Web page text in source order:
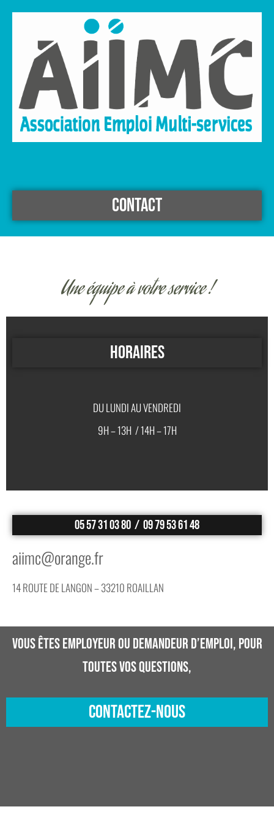
CONTACT
Une équipe à votre service !
HORAIRES
DU LUNDI AU VENDREDI
9H – 13H / 14H – 17H
05 57 31 03 80 / 09 79 53 61 48
aiimc@orange.fr
14 ROUTE DE LANGON – 33210 ROAILLAN
Vous êtes employeur ou demandeur d’emploi, pour
toutes vos questions,
CONTACTEZ-NOUS